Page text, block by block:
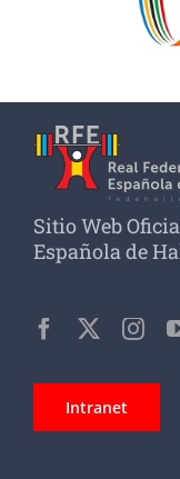
Sitio Web
Española de
Intranet